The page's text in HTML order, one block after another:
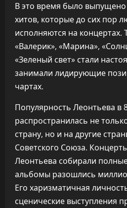
В это время было
хитов, которые до сих пор
исполняются на концертах.
«Валерик», «Марина»,
«Зеленый свет» стали
занимали лидирующие
чартах.
Популярность Леонтьева в
распространилась не
страну, но и на другие
Советского Союза.
Леонтьева собирали
альбомы разошлись
Его харизматичная
сценические выступления